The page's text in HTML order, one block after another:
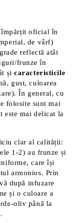
împărțit oficial în
de vârf)
reflectă atât
frunze în
șicaracteristicile
gust, culoarea
În general, cu
folosite sunt mai
este mai delicat la
clar al calității:
1-2) au frunze și
care își
armonios. Prin
după infuzare
și o culoare a
oliv până la